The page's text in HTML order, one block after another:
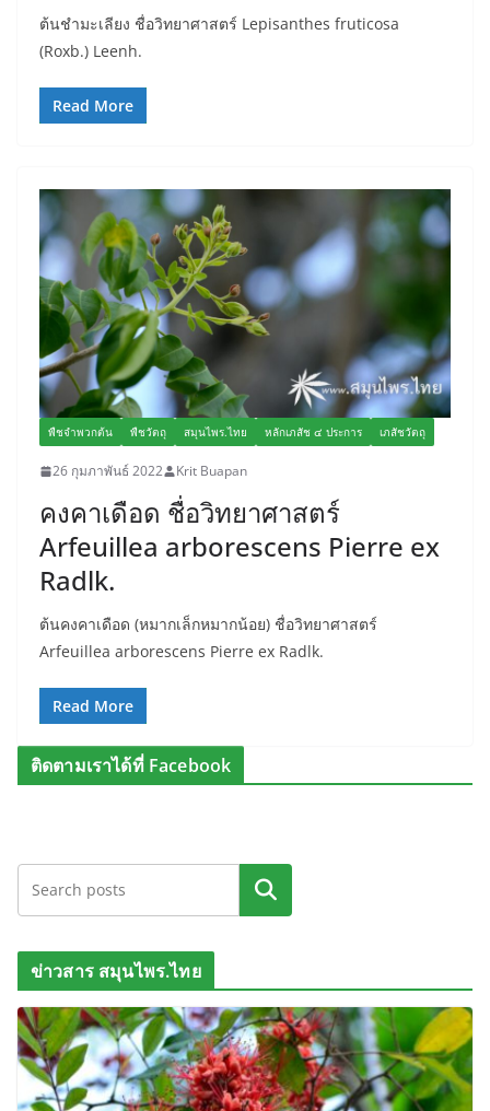
ต้นชำมะเลียง ชื่อวิทยาศาสตร์ Lepisanthes fruticosa
(Roxb.) Leenh.
Read More
พืชจำพวกต้น พืชวัตถุ สมุนไพร.ไทย หลักเภสัช ๔ ประการ เภสัชวัตถุ
26 กุมภาพันธ์ 2022 Krit Buapan
คงคาเดือด ชื่อวิทยาศาสตร์
Arfeuillea arborescens Pierre ex
Radlk.
ต้นคงคาเดือด (หมากเล็กหมากน้อย) ชื่อวิทยาศาสตร์
Arfeuillea arborescens Pierre ex Radlk.
Read More
ติดตามเราได้ที่ Facebook
ค้นหา
ข่าวสาร สมุนไพร.ไทย